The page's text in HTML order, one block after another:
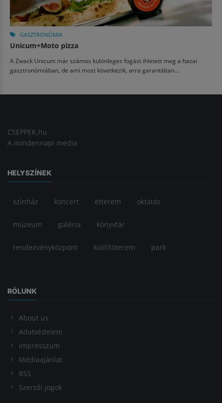
GASZTRONÓMIA
Unicum+Moto pizza
A Zwack Unicum már számos különleges fogást ihletett meg a hazai
gasztronómiában, de ami most következik, arra garantáltan...
CSEPPEK.hu
A mindennapi média
HELYSZÍNEK
színház koncert étterem oktatás
múzeum galéria könyvtár
rendezvényközpont kiállítóterem park
RÓLUNK
About us
Adatvédelem
Impresszum
Médiaajánlat
RSS
Szerzői jogok